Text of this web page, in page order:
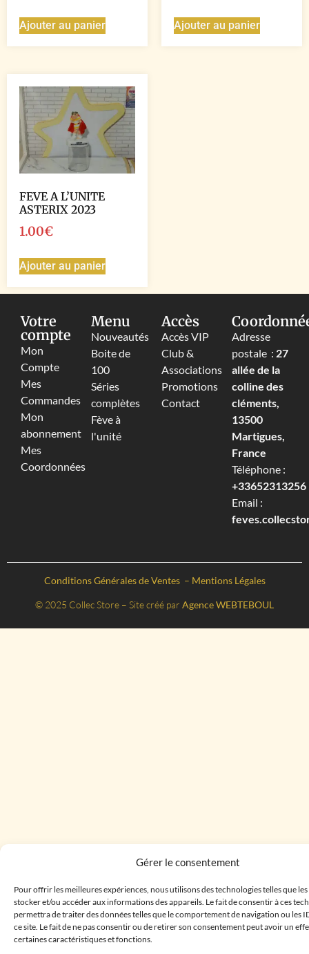
Gérer le consentement
Pour offrir les meilleures expériences, nous utilisons des technologies telles que
stocker et/ou accéder aux informations des appareils. Le fait de consentir à ces
permettra de traiter des données telles que le comportement de navigation ou les
ce site. Le fait de ne pas consentir ou de retirer son consentement peut avoir un
certaines caractéristiques et fonctions.
Ajouter au panier Ajouter au panier
FEVE A L’UNITE
ASTERIX 2023
1.00€
Ajouter au panier
Votre
compte
Mon
Compte
Mes
Commandes
Mon
abonnement
Mes
Coordonnées
Menu
Nouveautés
Boite de
100
Séries
complètes
Fève à
l'unité
Accès
Accès VIP
Club &
Associations
Promotions
Contact
Adresse
postale : 27
allée de la
colline des
cléments,
13500
Martigues,
France
Téléphone :
+33652313256‬
Email :
Conditions Générales de Ventes – Mentions Légales
© 2025 Collec Store – Site créé par Agence WEBTEBOUL